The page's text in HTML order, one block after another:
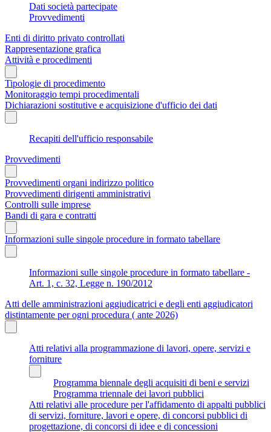
Dati società partecipate
Provvedimenti
Enti di diritto privato controllati
Rappresentazione grafica
Attività e procedimenti
Tipologie di procedimento
Monitoraggio tempi procedimentali
Dichiarazioni sostitutive e acquisizione d'ufficio dei dati
Recapiti dell'ufficio responsabile
Provvedimenti
Provvedimenti organi indirizzo politico
Provvedimenti dirigenti amministrativi
Controlli sulle imprese
Bandi di gara e contratti
Informazioni sulle singole procedure in formato tabellare
Informazioni sulle singole procedure in formato tabellare -
Art. 1, c. 32, Legge n. 190/2012
Atti delle amministrazioni aggiudicatrici e degli enti aggiudicatori
distintamente per ogni procedura ( ante 2026)
Atti relativi alla programmazione di lavori, opere, servizi e
forniture
Programma biennale degli acquisiti di beni e servizi
Programma triennale dei lavori pubblici
Atti relativi alle procedure per l'affidamento di appalti pubblici
di servizi, forniture, lavori e opere, di concorsi pubblici di
progettazione, di concorsi di idee e di concessioni